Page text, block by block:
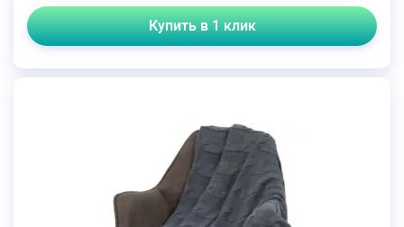
Купить в 1 клик